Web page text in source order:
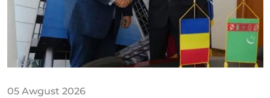
05 Awgust 2026